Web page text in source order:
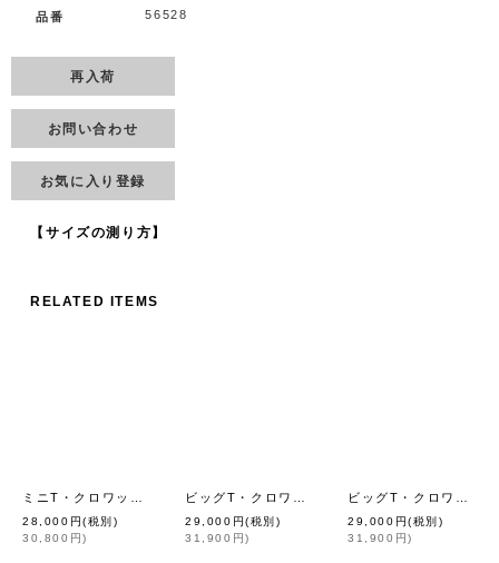
品番 56528
再入荷
お問い合わせ
お気に入り登録
【サイズの測り方】
RELATED ITEMS
ミニT・クロワッサンのかけら (56503:GRY) eb.a.gos]
28,000 円(税別)
30,800 円)
ビッグT・クロワッサンのかけら (56508:WHG)
29,000 円(税別)
31,900 円)
ビッグT・クロワッサンのかけら (56508:CM)
29,000 円(税別)
31,900 円)